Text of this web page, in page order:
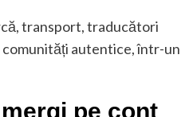
transport, traducători
comunități autentice, într-un
pe cont